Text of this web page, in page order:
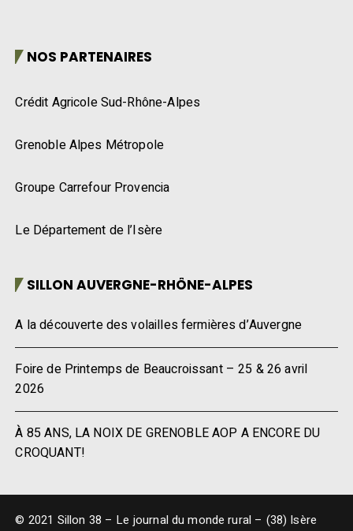
NOS PARTENAIRES
Crédit Agricole Sud-Rhône-Alpes
Grenoble Alpes Métropole
Groupe Carrefour Provencia
Le Département de l’Isère
SILLON AUVERGNE-RHÔNE-ALPES
A la découverte des volailles fermières d’Auvergne
Foire de Printemps de Beaucroissant – 25 & 26 avril
2026
À 85 ANS, LA NOIX DE GRENOBLE AOP A ENCORE DU
CROQUANT!
© 2021 Sillon 38 – Le journal du monde rural – (38) Isère